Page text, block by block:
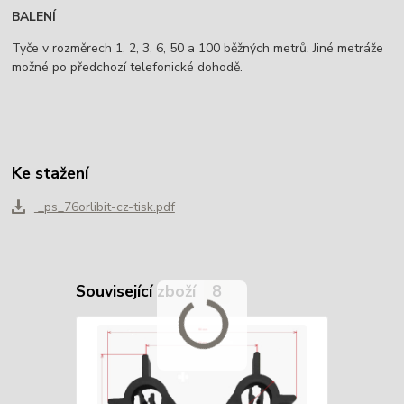
BALENÍ
Tyče v rozměrech 1, 2, 3, 6, 50 a 100 běžných metrů. Jiné metráže
možné po předchozí telefonické dohodě.
Ke stažení
_ps_76orlibit-cz-tisk.pdf
Související zboží 8